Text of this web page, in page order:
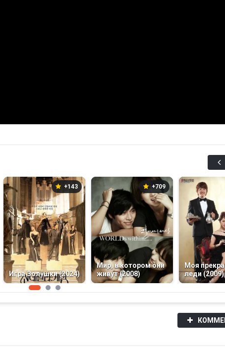
+143
Игра Золушки (2024)
+709
Мир, в котором они
живут (2008)
Моя
леди (2009)